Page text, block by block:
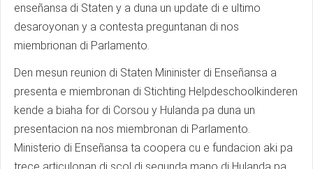
enseñansa di Staten y a duna un update di e ultimo
desaroyonan y a contesta preguntanan di nos
miembrionan di Parlamento.
Den mesun reunion di Staten Mininister di Enseñansa a
presenta e miembronan di Stichting Helpdeschoolkinderen
kende a biaha for di Corsou y Hulanda pa duna un
presentacion na nos miembronan di Parlamento.
Ministerio di Enseñansa ta coopera cu e fundacion aki pa